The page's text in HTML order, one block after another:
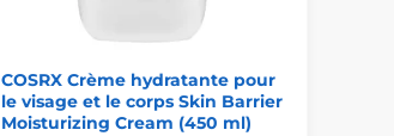
COSRX Crème hydratante pour
le visage et le corps Skin Barrier
Moisturizing Cream (450 ml)